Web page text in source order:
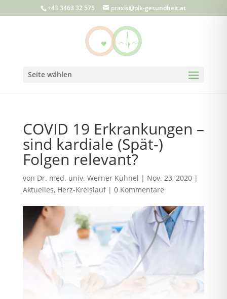
+43 3463 32 575 praxis@pik-gesundheit.at
Seite wählen
COVID 19 Erkrankungen –
sind kardiale (Spät-)
Folgen relevant?
von Dr. med. univ. Werner Kühnel | Nov. 23, 2020|
Aktuelles, Herz-Kreislauf| 0 Kommentare